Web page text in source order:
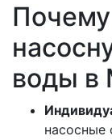
Почему
воды в
насосные